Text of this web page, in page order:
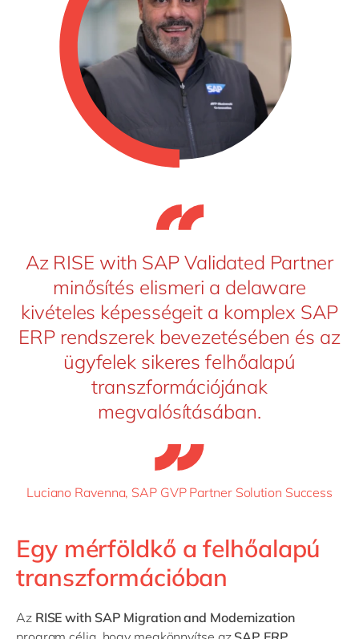
Az RISE with SAP Validated Partner
minősítés elismeri a delaware
kivételes képességeit a komplex SAP
ERP rendszerek bevezetésében és az
ügyfelek sikeres felhőalapú
transzformációjának
megvalósításában.
Luciano Ravenna, SAP GVP Partner Solution Success
Egy mérföldkő a felhőalapú
transzformációban
Az RISE with SAP Migration and Modernization